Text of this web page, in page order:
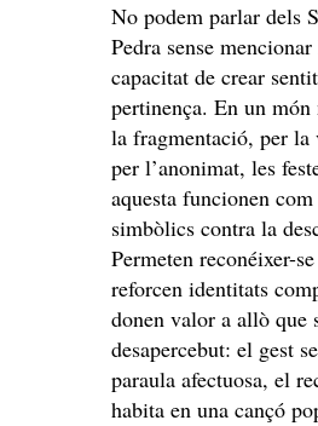
No podem parlar dels
Pedra sense
capacitat de crear
pertinença. En un món
la fragmentació, per
per l’anonimat, les
aquesta funcionen
simbòlics contra la
Permeten reconéixer-
reforcen identitats
donen valor a allò que
desapercebut: el gest
paraula afectuosa, el
habita en una cançó